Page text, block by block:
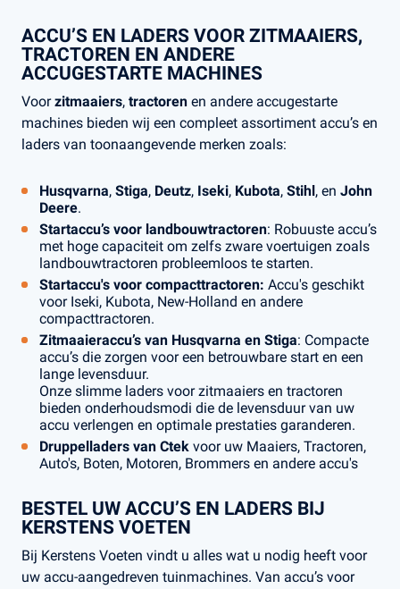
ACCU’S EN LADERS VOOR ZITMAAIERS,
TRACTOREN EN ANDERE
ACCUGESTARTE MACHINES
Voorzitmaaiers, tractoren en andere accugestarte
machines bieden wij een compleet assortiment accu’s en
laders van toonaangevende merken zoals:
Husqvarna, Stiga, Deutz, Iseki, Kubota, Stihl, en John
Deere.
Startaccu’s voor landbouwtractoren: Robuuste accu’s
met hoge capaciteit om zelfs zware voertuigen zoals
landbouwtractoren probleemloos te starten.
Startaccu's voor compacttractoren: Accu's geschikt
voor Iseki, Kubota, New-Holland en andere
compacttractoren.
Zitmaaieraccu’s van Husqvarna en Stiga: Compacte
accu’s die zorgen voor een betrouwbare start en een
lange levensduur.
Onze slimme laders voor zitmaaiers en tractoren
bieden onderhoudsmodi die de levensduur van uw
accu verlengen en optimale prestaties garanderen.
Druppelladers van Ctek voor uw Maaiers, Tractoren,
Auto's, Boten, Motoren, Brommers en andere accu's
BESTEL UW ACCU’S EN LADERS BIJ
KERSTENS VOETEN
Bij Kerstens Voeten vindt u alles wat u nodig heeft voor
uw accu-aangedreven tuinmachines. Van accu’s voor